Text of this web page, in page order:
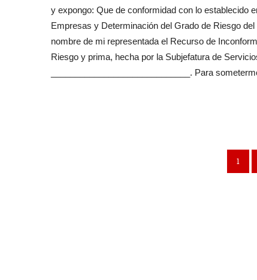
y expongo: Que de conformidad con lo establecido
Empresas y Determinación del Grado de Riesgo
nombre de mi representada el Recurso de
Riesgo y prima, hecha por la Subjefatura de
_____________________________. Para
1